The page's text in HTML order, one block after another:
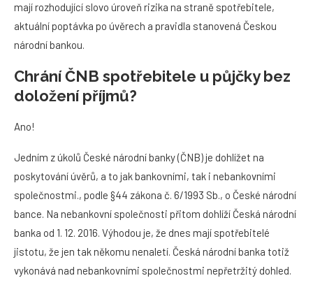
mají rozhodující slovo úroveň rizika na straně spotřebitele,
aktuální poptávka po úvěrech a pravidla stanovená Českou
národní bankou.
Chrání ČNB spotřebitele u půjčky bez
doložení příjmů?
Ano!
Jedním z úkolů České národní banky (ČNB) je dohlížet na
poskytování úvěrů, a to jak bankovními, tak i nebankovními
společnostmi., podle §44 zákona č. 6/1993 Sb., o České národní
bance. Na nebankovní společnosti přitom dohlíží Česká národní
banka od 1. 12. 2016. Výhodou je, že dnes mají spotřebitelé
jistotu, že jen tak někomu nenaletí. Česká národní banka totiž
vykonává nad nebankovními společnostmi nepřetržitý dohled.